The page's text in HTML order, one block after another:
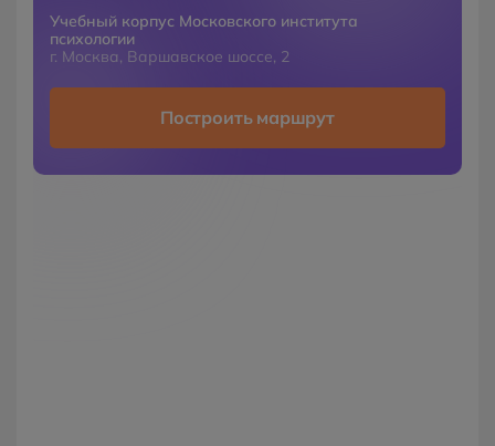
Учебный корпус Московского института
психологии
г. Москва, Варшавское шоссе, 2
Построить маршрут